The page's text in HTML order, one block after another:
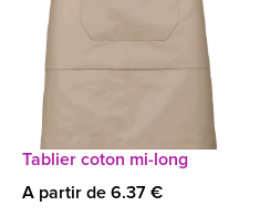
Tablier coton mi-long
A partir de 6.37 €